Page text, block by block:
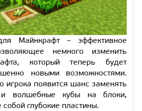
Майнкрафт – эффективное
немного изменить
который теперь будет
новыми возможностями.
игрока появится шанс заменять
волшебные кубы на блоки,
глубокие пластины.